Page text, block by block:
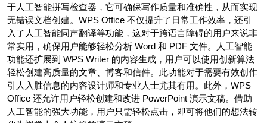
于人工智能拼写检查器，它可确保写作质量和准确性，从而实现
无错误文档创建。WPS Office 不仅提升了日常工作效率，还引
入了人工智能同声翻译等功能，这对于跨语言障碍的用户来说非
常实用，确保用户能够轻松分析 Word 和 PDF 文件。人工智能
功能还扩展到 WPS Writer 的内容生成，用户可以使用创新算法
轻松创建高质量的文章、博客和信件。此功能对于需要有效创作
引人入胜信息的内容设计师和专业人士尤其有用。此外，WPS
Office 还允许用户轻松创建和改进 PowerPoint 演示文稿。借助
人工智能的强大功能，用户只需轻松点击，即可将他们的想法转